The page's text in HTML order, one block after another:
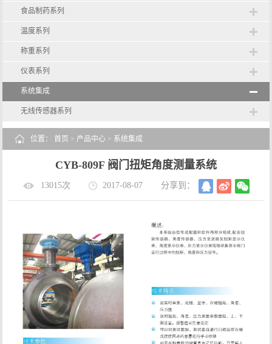
食品制药系列
温度系列
称重系列
仪表系列
系统集成
无线传感器系列
位置： 首页 > 产品中心 > 系统集成
CYB-809F 阀门扭矩角度测量系统
13015次 2017-08-07 分享到：